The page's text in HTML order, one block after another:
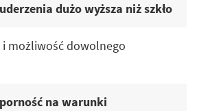
dużo wyższa niż szkło
możliwość dowolnego
na warunki